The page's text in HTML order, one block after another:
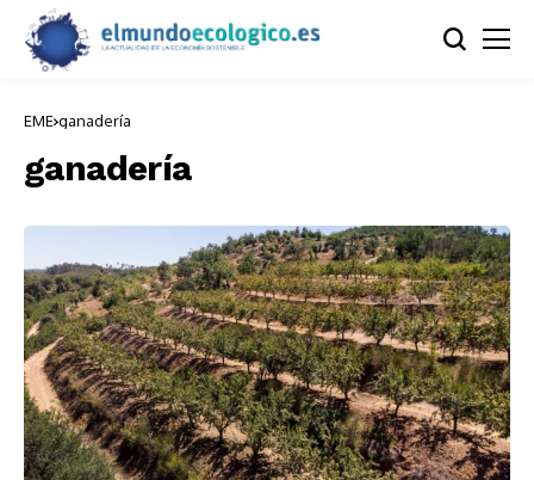
EME ganadería
ganadería